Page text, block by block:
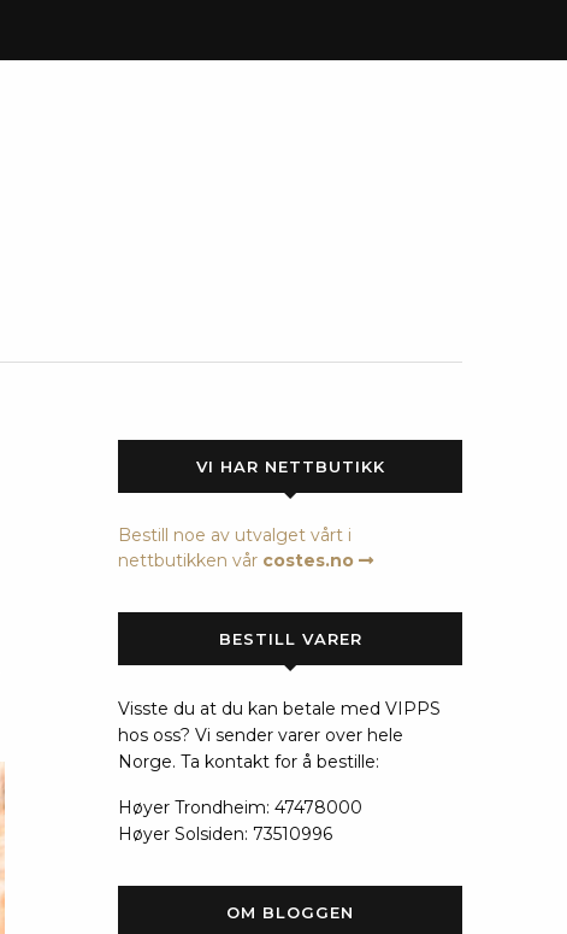
VI HAR NETTBUTIKK
Bestill noe av utvalget vårt i
nettbutikken vår costes.no
BESTILL VARER
Visste du at du kan betale med VIPPS
hos oss? Vi sender varer over hele
Norge. Ta kontakt for å bestille:
Høyer Trondheim: 47478000
Høyer Solsiden: 73510996
OM BLOGGEN